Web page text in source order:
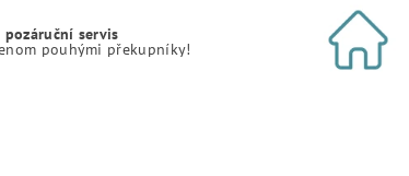
servis
pouhými překupníky!